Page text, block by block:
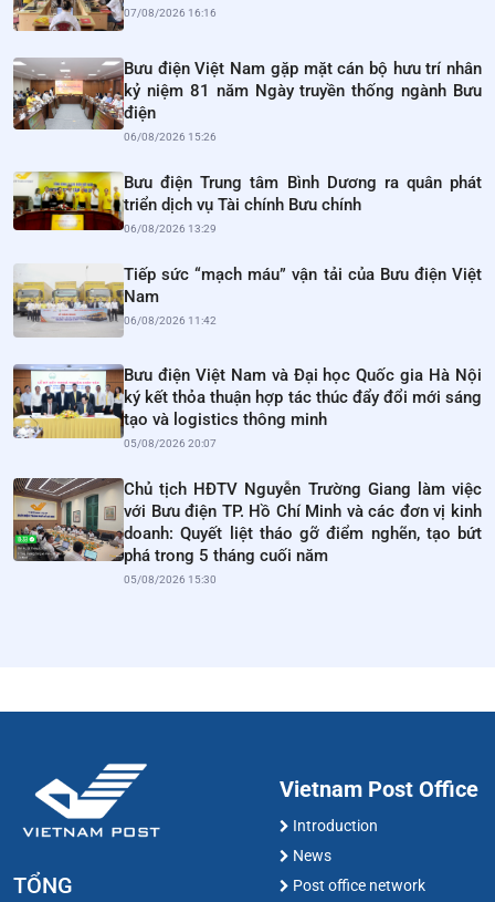
07/08/2026 16:16
Bưu điện Việt Nam gặp mặt cán bộ hưu trí nhân
kỷ niệm 81 năm Ngày truyền thống ngành Bưu
điện
06/08/2026 15:26
Bưu điện Trung tâm Bình Dương ra quân phát
triển dịch vụ Tài chính Bưu chính
06/08/2026 13:29
Tiếp sức “mạch máu” vận tải của Bưu điện Việt
Nam
06/08/2026 11:42
Bưu điện Việt Nam và Đại học Quốc gia Hà Nội
ký kết thỏa thuận hợp tác thúc đẩy đổi mới sáng
tạo và logistics thông minh
05/08/2026 20:07
Chủ tịch HĐTV Nguyễn Trường Giang làm việc
với Bưu điện TP. Hồ Chí Minh và các đơn vị kinh
doanh: Quyết liệt tháo gỡ điểm nghẽn, tạo bứt
phá trong 5 tháng cuối năm
05/08/2026 15:30
TỔNG
Vietnam Post Office
Introduction
News
Post office network